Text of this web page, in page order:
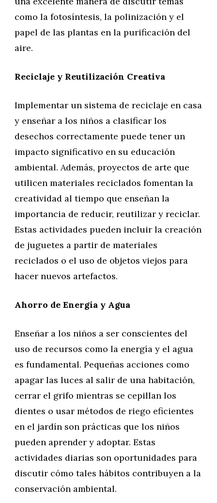
como la fotosíntesis, la polinización y el
papel de las plantas en la purificación del
aire.
Reciclaje y Reutilización Creativa
Implementar un sistema de reciclaje en casa
y enseñar a los niños a clasificar los
desechos correctamente puede tener un
impacto significativo en su educación
ambiental. Además, proyectos de arte que
utilicen materiales reciclados fomentan la
creatividad al tiempo que enseñan la
importancia de reducir, reutilizar y reciclar.
Estas actividades pueden incluir la creación
de juguetes a partir de materiales
reciclados o el uso de objetos viejos para
hacer nuevos artefactos.
Ahorro de Energía y Agua
Enseñar a los niños a ser conscientes del
uso de recursos como la energía y el agua
es fundamental. Pequeñas acciones como
apagar las luces al salir de una habitación,
cerrar el grifo mientras se cepillan los
dientes o usar métodos de riego eficientes
en el jardín son prácticas que los niños
pueden aprender y adoptar. Estas
actividades diarias son oportunidades para
discutir cómo tales hábitos contribuyen a la
conservación ambiental.